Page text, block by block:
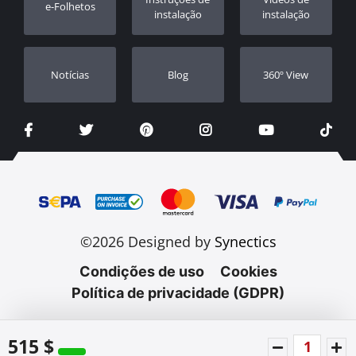
515 $
Revendedores
e-Folhetos
instalação
instalação
Notícias Blog 360º View
©2026 Designed by Synectics
Condições de uso
Cookies
Política de privacidade (GDPR)